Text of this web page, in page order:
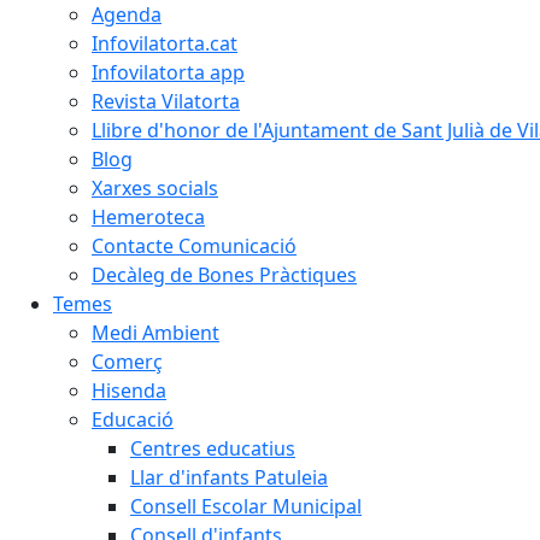
Agenda
Infovilatorta.cat
Infovilatorta app
Revista Vilatorta
Llibre d'honor de l'Ajuntament de Sant Julià de
Blog
Xarxes socials
Hemeroteca
Contacte Comunicació
Decàleg de Bones Pràctiques
Temes
Medi Ambient
Comerç
Hisenda
Educació
Centres educatius
Llar d'infants Patuleia
Consell Escolar Municipal